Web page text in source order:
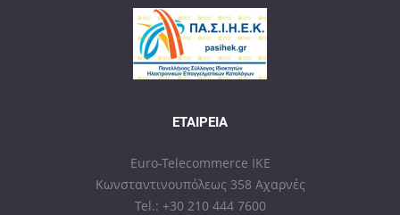
ΕΤΑΙΡΕΊΑ
Euro-Telecommerce IKE
Κωνσταντινουπόλεως 358 Αχαρνές
Tel.: +30 210 444 7600